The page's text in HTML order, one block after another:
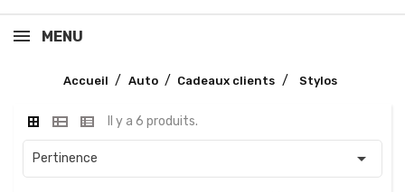
MENU
Accueil Auto Cadeaux clients Stylos
Il y a 6 produits.
Pertinence 